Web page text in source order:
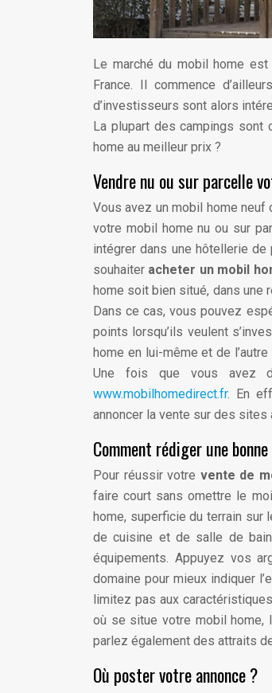
Le marché du mobil home
France. Il commence
d’investisseurs sont alors
La plupart des campings sont
home au meilleur prix ?
Vendre nu ou sur parcelle
Vous avez un mobil home neuf
votre mobil home nu ou sur
intégrer dans une hôtellerie
souhaiter acheter un mobil
home soit bien situé, dans une
Dans ce cas, vous pouvez
points lorsqu’ils veulent
home en lui-même et de
Une fois que vous avez
www.mobilhomedirect.fr. En
annoncer la vente sur des sites
Comment rédiger une
Pour réussir votre vente de
faire court sans omettre le
home, superficie du terrain sur
de cuisine et de salle de
équipements. Appuyez vos
domaine pour mieux indiquer
limitez pas aux
où se situe votre mobil home,
parlez également des attraits
Où poster votre annonce ?